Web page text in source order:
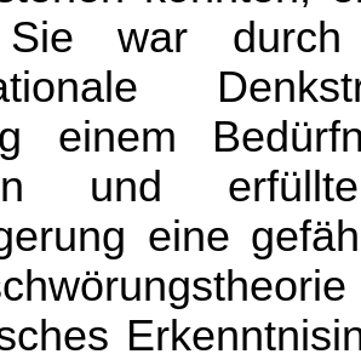
war durch
einem
und
eine